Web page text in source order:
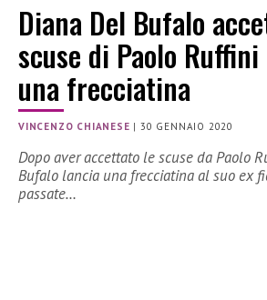
Diana Del Bufalo
scuse di Paolo
una frecciatina
VINCENZO CHIANESE |30 GENNAIO 2020
Dopo aver accettato le scuse da Paolo
Bufalo lancia una frecciatina al suo ex
passate…